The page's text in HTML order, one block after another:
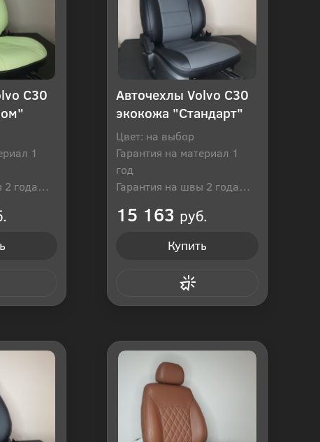
C30
1
2 года
Авточехлы Volvo C30
экокожа "Стандарт"
Цвет: на выбор
Гарантия на материал 1
год
Гарантия на швы 2 года
15 163 руб.
Купить